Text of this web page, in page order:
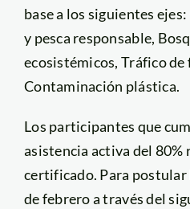
base a los siguientes
y pesca responsable,
ecosistémicos, Tráfico
Contaminación plástica.
Los participantes que
asistencia activa del 80%
certificado. Para postular
de febrero a través del